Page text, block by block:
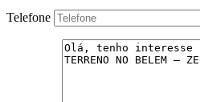
Telefone